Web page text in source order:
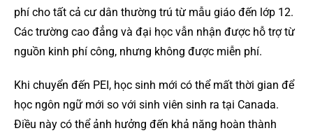
phí cho tất cả cư dân thường trú từ mẫu giáo đến lớp 12.
Các trường cao đẳng và đại học vẫn nhận được hỗ trợ từ
nguồn kinh phí công, nhưng không được miễn phí.
Khi chuyển đến PEI, học sinh mới có thể mất thời gian để
học ngôn ngữ mới so với sinh viên sinh ra tại Canada.
Điều này có thể ảnh hưởng đến khả năng hoàn thành